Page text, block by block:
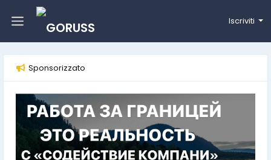
Iscriviti
Sponsorizzato